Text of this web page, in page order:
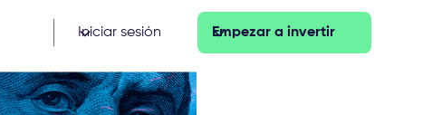
Iniciar sesión Empezar a invertir